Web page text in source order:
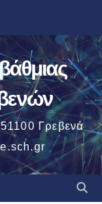
Γρεβενά